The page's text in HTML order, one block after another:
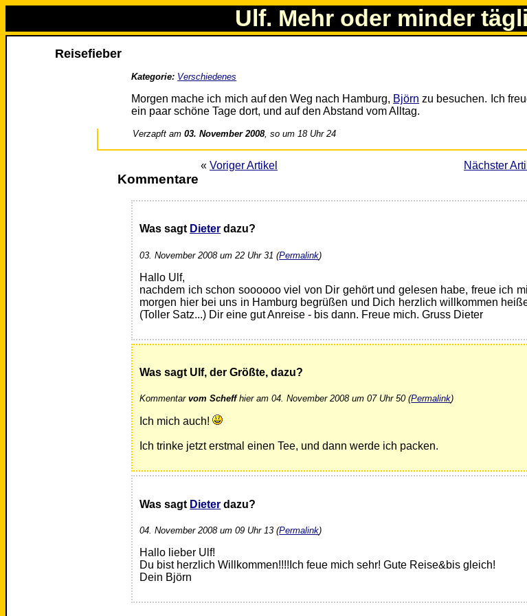
Ulf. Mehr oder minder
Reisefieber
Kategorie: Verschiedenes
Morgen mache ich mich auf den Weg nach Hamburg, Björn zu besuchen. Ich
ein paar schöne Tage dort, und auf den Abstand vom Alltag.
Verzapft am03. November 2008, so um 18 Uhr 24
« Voriger Artikel Nächster
Kommentare
Was sagt Dieter dazu?
03. November 2008 um 22 Uhr 31 (Permalink)
Hallo Ulf,
nachdem ich schon soooooo viel von Dir gehört und gelesen habe, freue ich
morgen hier bei uns in Hamburg begrüßen und Dich herzlich willkommen
(Toller Satz...) Dir eine gut Anreise - bis dann. Freue mich. Gruss Dieter
Was sagt Ulf, der Größte, dazu?
Kommentarvom Scheffhier am 04. November 2008 um 07 Uhr 50 (Permalink)
Ich mich auch!
Ich trinke jetzt erstmal einen Tee, und dann werde ich packen.
Was sagt Dieter dazu?
04. November 2008 um 09 Uhr 13 (Permalink)
Hallo lieber Ulf!
Du bist herzlich Willkommen!!!!Ich feue mich sehr! Gute Reise&bis gleich!
Dein Björn